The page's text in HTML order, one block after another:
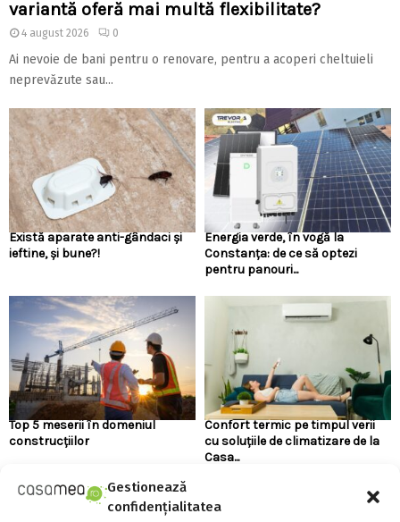
Gestionează
confidențialitatea
variantă oferă mai multă flexibilitate?
4 august 2026 0
Ai nevoie de bani pentru o renovare, pentru a acoperi cheltuieli
neprevăzute sau...
Există aparate anti-gândaci și
ieftine, și bune?!
Energia verde, în vogă la
Constanța: de ce să optezi
pentru panouri...
Top 5 meserii în domeniul
construcțiilor
Confort termic pe timpul verii
cu soluțiile de climatizare de la
Casa...
URMARESTE-NE PE FACEBOOK